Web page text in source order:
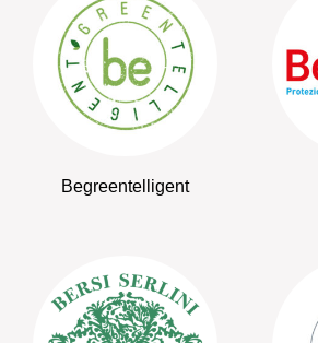
Begreentelligent